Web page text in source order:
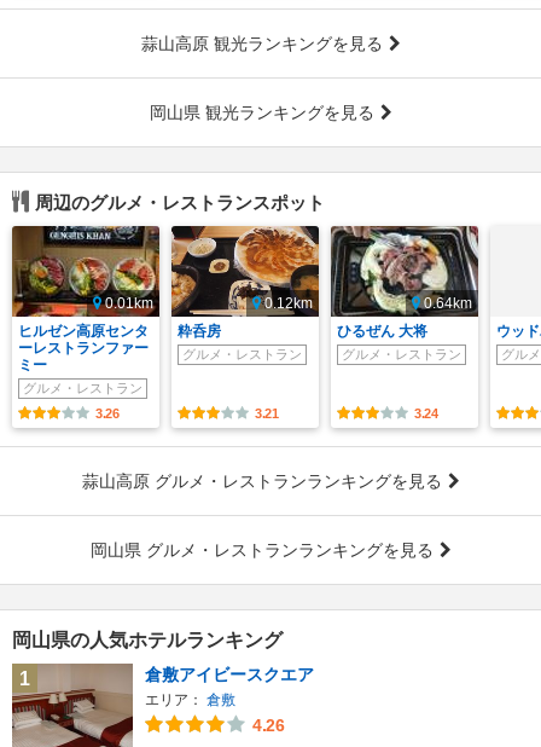
蒜山高原 観光ランキングを見る
岡山県 観光ランキングを見る
周辺のグルメ・レストランスポット
0.01km
ヒルゼン高原センタ
ーレストランファー
ミー
グルメ・レストラン
3.26
0.12km
粋呑房
グルメ・レストラン
3.21
0.64km
ひるぜん 大将
グルメ・レストラン
3.24
ウッ
グル
蒜山高原 グルメ・レストランランキングを見る
岡山県 グルメ・レストランランキングを見る
岡山県の人気ホテルランキング
1
倉敷アイビースクエア
エリア： 倉敷
4.26